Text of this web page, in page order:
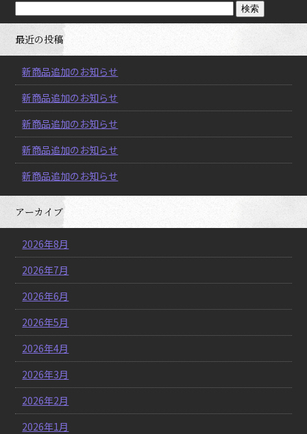
最近の投稿
新商品追加のお知らせ
新商品追加のお知らせ
新商品追加のお知らせ
新商品追加のお知らせ
新商品追加のお知らせ
アーカイブ
2026年8月
2026年7月
2026年6月
2026年5月
2026年4月
2026年3月
2026年2月
2026年1月